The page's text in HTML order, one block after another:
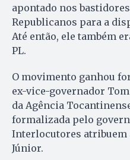
apontado nos
Republicanos para a
Até então, ele também
PL.
O movimento ganhou
ex-vice-governador
da Agência
formalizada pelo
Interlocutores atribuem
Júnior.